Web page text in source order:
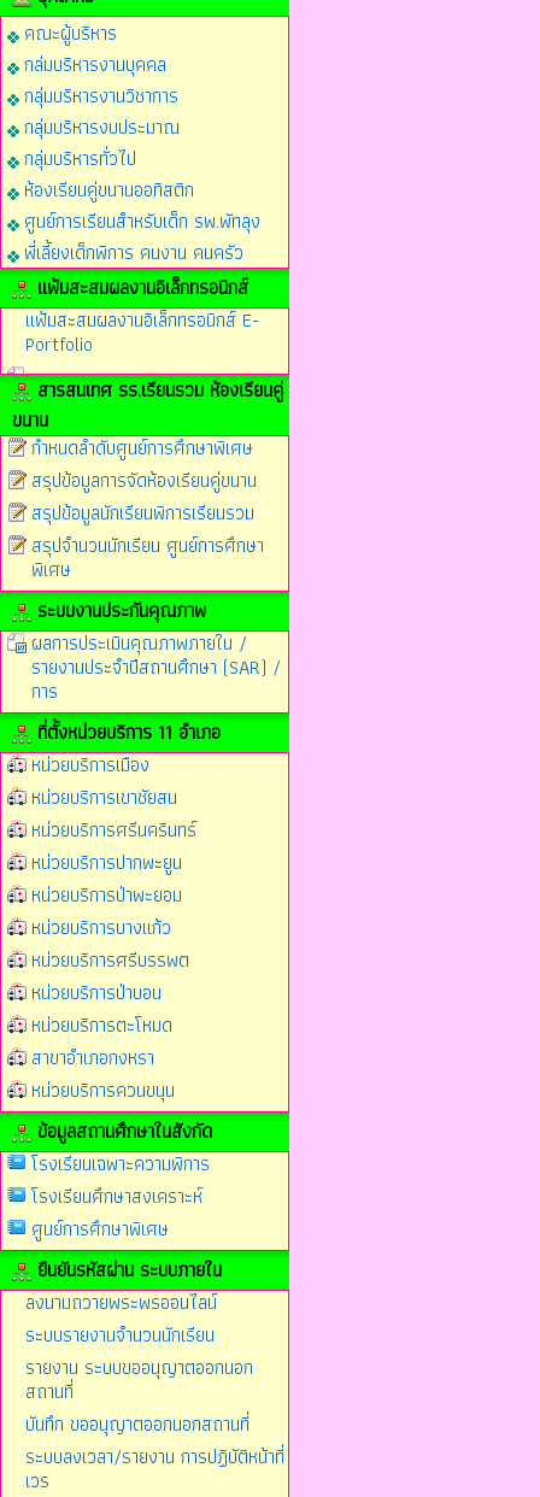
คณะผู้บริหาร
กล่มบริหารงานบุคคล
กลุ่มบริหารงานวิชาการ
กลุ่มบริหารงบประมาณ
กลุ่มบริหารทั่วไป
ห้องเรียนคู่ขนานออทิสติก
ศูนย์การเรียนสำหรับเด็ก รพ.พัทลุง
พี่เลี้ยงเด็กพิการ คนงาน คนครัว
แฟ้มสะสมผลงานอิเล็กทรอนิกส์
แฟ้มสะสมผลงานอิเล็กทรอนิกส์ E-
Portfolio
สารสนเทศ รร.เรียนรวม ห้องเรียนคู่
ขนาน
กำหนดลำดับศูนย์การศึกษาพิเศษ
สรุปข้อมูลการจัดห้องเรียนคู่ขนาน
สรุปข้อมูลนักเรียนพิการเรียนรวม
สรุปจำนวนนักเรียน ศูนย์การศึกษา
พิเศษ
ระบบงานประกันคุณภาพ
ผลการประเมินคุณภาพภายใน /
รายงานประจำปีสถานศึกษา (SAR) /
การ
ที่ตั้งหน่วยบริการ 11 อำเภอ
หน่วยบริการเมือง
หน่วยบริการเขาชัยสน
หน่วยบริการศรีนครินทร์
หน่วยบริการปากพะยูน
หน่วยบริการป่าพะยอม
หน่วยบริการบางแก้ว
หน่วยบริการศรีบรรพต
หน่วยบริการป่าบอน
หน่วยบริการตะโหมด
สาขาอำเภอกงหรา
หน่วยบริการควนขนุน
ข้อมูลสถานศึกษาในสังกัด
โรงเรียนเฉพาะความพิการ
โรงเรียนศึกษาสงเคราะห์
ศูนย์การศึกษาพิเศษ
ยืนยันรหัสผ่าน ระบบภายใน
ลงนามถวายพระพรออนไลน์
ระบบรายงานจำนวนนักเรียน
รายงาน ระบบขออนุญาตออกนอก
สถานที่
บันทึก ขออนุญาตออกนอกสถานที่
ระบบลงเวลา/รายงาน การปฏิบัติหน้าที่
เวร